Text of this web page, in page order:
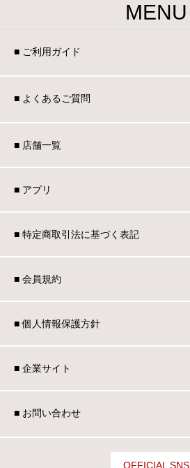
MENU
■ ご利用ガイド
■ よくあるご質問
■ 店舗一覧
■ アプリ
■ 特定商取引法に基づく表記
■ 会員規約
■ 個人情報保護方針
■ 企業サイト
■ お問い合わせ
OFFICIAL SNS